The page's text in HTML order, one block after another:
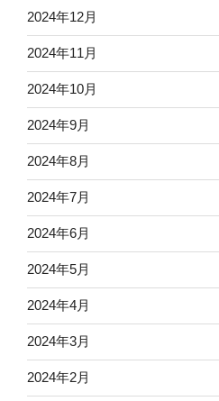
2024年12月
2024年11月
2024年10月
2024年9月
2024年8月
2024年7月
2024年6月
2024年5月
2024年4月
2024年3月
2024年2月